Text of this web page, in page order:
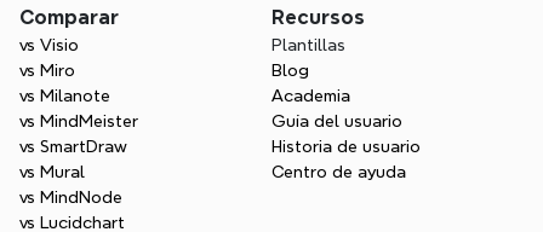
Comparar
vs Visio
vs Miro
vs Milanote
vs MindMeister
vs SmartDraw
vs Mural
vs MindNode
vs Lucidchart
Recursos
Plantillas
Blog
Academia
Guía del usuario
Historia de usuario
Centro de ayuda